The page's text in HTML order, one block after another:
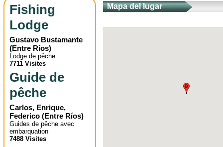
Fishing
Lodge
Gustavo Bustamante
(Entre Ríos)
Lodge de pêche
7711 Visites
Guide de
pêche
Carlos, Enrique,
Federico (Entre Ríos)
Guides de pêche avec
embarquation
7488 Visites
Mapa del lugar